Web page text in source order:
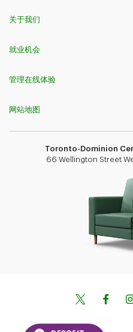
关于我们
就业机会
管理在线体验
网站地图
Toronto-Dominion
66 Wellington Street